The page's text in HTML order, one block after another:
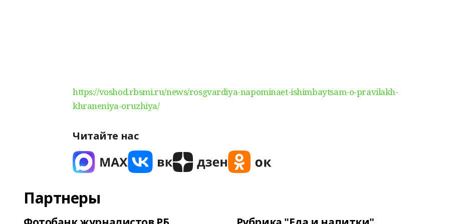
https://voshod.rbsmi.ru/news/rosgvardiya-napominaet-ishimbaytsam-o-pravilakh-
khraneniya-oruzhiya/
Читайте нас
Партнеры